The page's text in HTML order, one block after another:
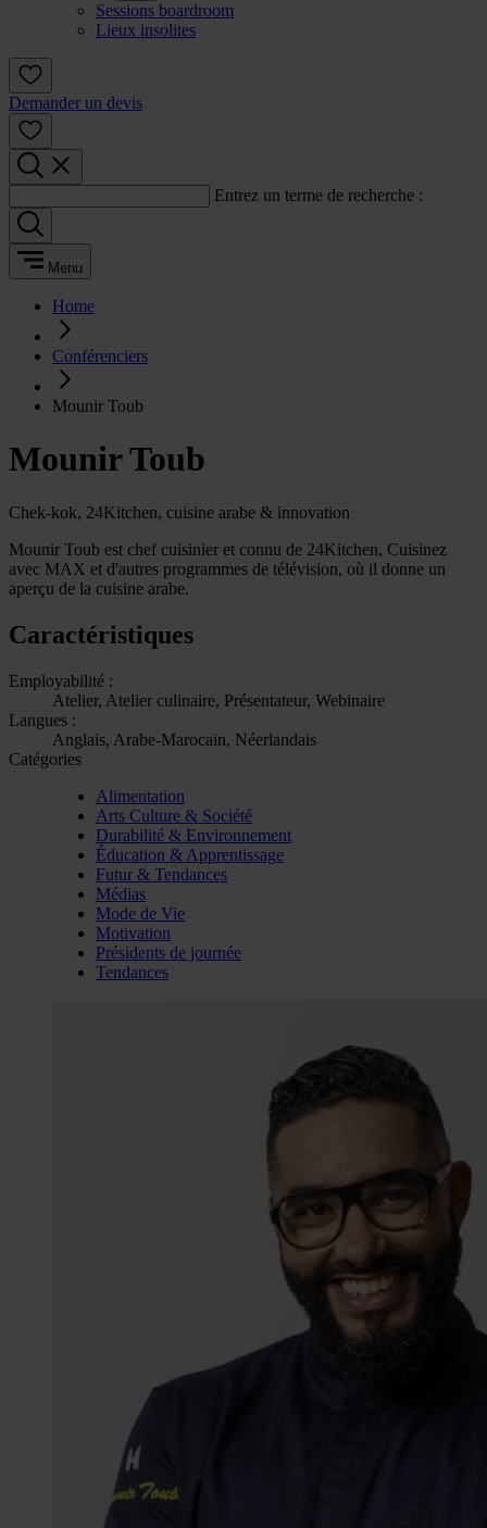
Sessions boardroom
Lieux insolites
Demander un devis
Entrez un terme de recherche :
Menu
Home
Conférenciers
Mounir Toub
Mounir Toub
Chek-kok, 24Kitchen, cuisine arabe & innovation
Mounir Toub est chef cuisinier et connu de 24Kitchen, Cuisinez
avec MAX et d'autres programmes de télévision, où il donne un
aperçu de la cuisine arabe.
Caractéristiques
Employabilité :
Atelier, Atelier culinaire, Présentateur, Webinaire
Langues :
Anglais, Arabe-Marocain, Néerlandais
Catégories
Alimentation
Arts Culture & Société
Durabilité & Environnement
Éducation & Apprentissage
Futur & Tendances
Médias
Mode de Vie
Motivation
Présidents de journée
Tendances